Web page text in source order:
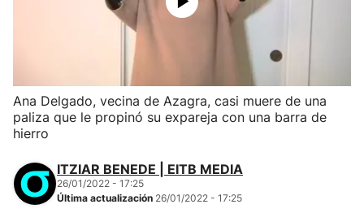
Ana Delgado, vecina de Azagra, casi muere de una
paliza que le propinó su expareja con una barra de
hierro
ITZIAR BENEDE | EITB MEDIA
26/01/2022 - 17:25
Última actualización 26/01/2022 - 17:25